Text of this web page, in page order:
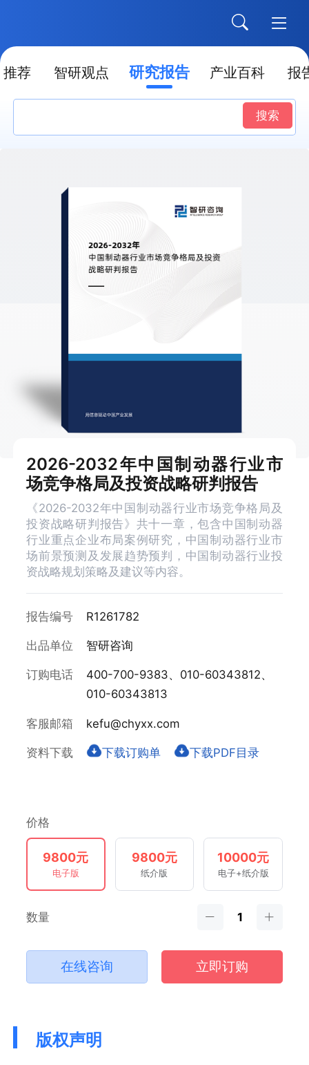
推荐 智研观点 研究报告 产业百科 报
搜索
2026-2032年中国制动器行业市
场竞争格局及投资战略研判报告
《2026-2032年中国制动器行业市场竞争格局及
投资战略研判报告》共十一章，包含中国制动器
行业重点企业布局案例研究，中国制动器行业市
场前景预测及发展趋势预判，中国制动器行业投
资战略规划策略及建议等内容。
报告编号 R1261782
出品单位 智研咨询
订购电话
400-700-9383、010-60343812、
010-60343813
客服邮箱 kefu@chyxx.com
资料下载 下载订购单 下载PDF目录
价格
9800元
电子版
9800元
纸介版
10000元
电子+纸介版
数量
在线咨询 立即订购
版权声明